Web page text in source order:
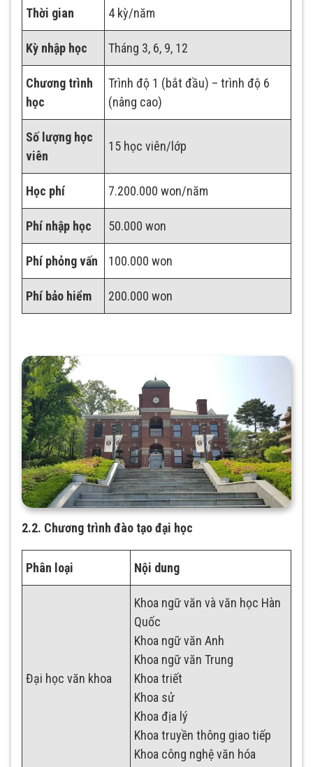
Thời gian 4 kỳ/năm
Kỳ nhập học Tháng 3, 6, 9, 12
Chương trình
học
Trình độ 1 (bắt đầu) – trình độ 6
(nâng cao)
Số lượng học
viên
15 học viên/lớp
Học phí 7.200.000 won/năm
Phí nhập học 50.000 won
Phí phỏng vấn 100.000 won
Phí bảo hiểm 200.000 won
2.2. Chương trình đào tạo đại học
Phân loại Nội dung
Đại học văn khoa
Khoa ngữ văn và văn học Hàn
Quốc
Khoa ngữ văn Anh
Khoa ngữ văn Trung
Khoa triết
Khoa sử
Khoa địa lý
Khoa truyền thông giao tiếp
Khoa công nghệ văn hóa